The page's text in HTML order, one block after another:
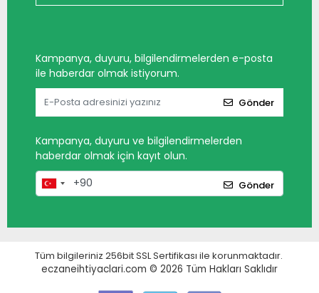
Kampanya, duyuru, bilgilendirmelerden e-posta
ile haberdar olmak istiyorum.
Gönder
Kampanya, duyuru ve bilgilendirmelerden
haberdar olmak için kayıt olun.
Gönder
Tüm bilgileriniz 256bit SSL Sertifikası ile korunmaktadır.
eczaneihtiyaclari.com © 2026 Tüm Hakları Saklıdır